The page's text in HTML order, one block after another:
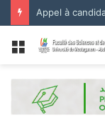
Menu